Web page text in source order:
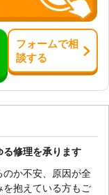
フォームで相
談する
修理を承ります
か不安、原因が全
を抱えている方もご